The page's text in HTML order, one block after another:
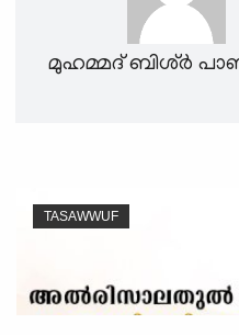
മുഹമ്മദ് ബിശ്ർ
TASAWWUF